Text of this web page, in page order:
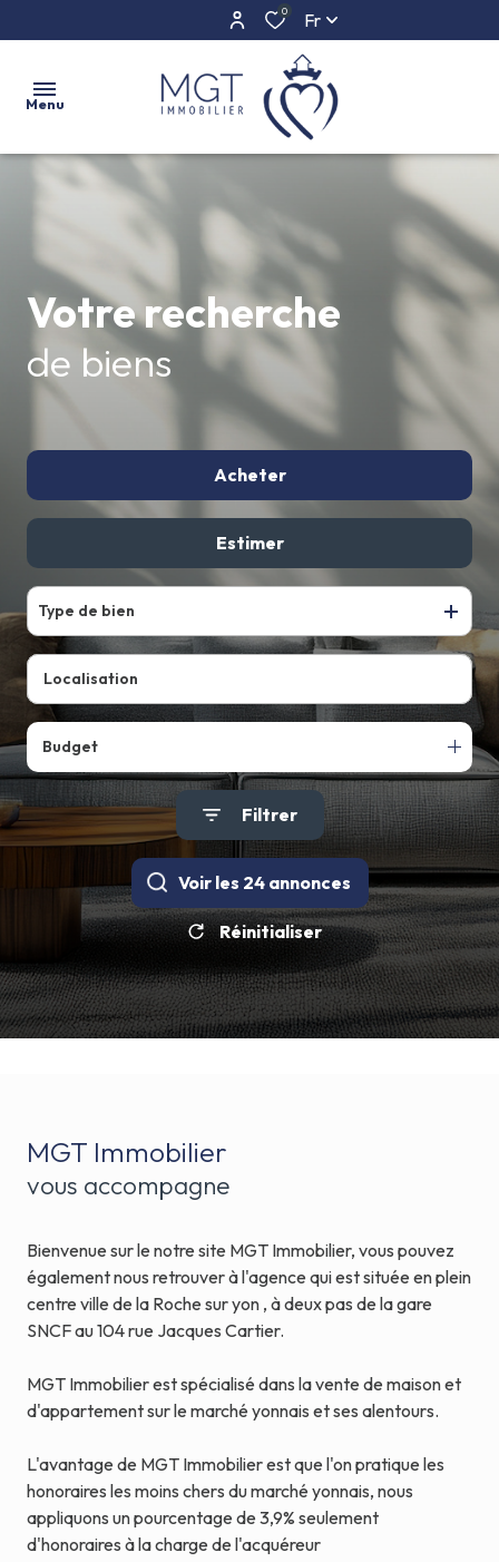
0 Fr
Menu
ESTIMER
L'AGENCE
CONTACT
Votre recherche
de biens
Acheter
Estimer
Type de bien
Budget
Filtrer
Voir les 24annonces
Réinitialiser
MGT Immobilier
vous accompagne
Bienvenue sur le notre site MGT Immobilier, vous pouvez
également nous retrouver à l'agence qui est située en plein
centre ville de la Roche sur yon , à deux pas de la gare
SNCF au 104 rue Jacques Cartier.
MGT Immobilier est spécialisé dans la vente de maison et
d'appartement sur le marché yonnais et ses alentours.
L'avantage de MGT Immobilier est que l'on pratique les
honoraires les moins chers du marché yonnais, nous
appliquons un pourcentage de 3,9% seulement
d'honoraires à la charge de l'acquéreur